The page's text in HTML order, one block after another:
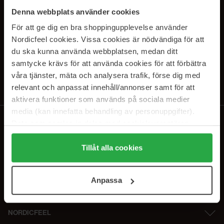
Denna webbplats använder cookies
För att ge dig en bra shoppingupplevelse använder
Nordicfeel cookies. Vissa cookies är nödvändiga för att
du ska kunna använda webbplatsen, medan ditt
samtycke krävs för att använda cookies för att förbättra
våra tjänster, mäta och analysera trafik, förse dig med
relevant och anpassat innehåll/annonser samt för att
aktivera funktioner som används på sociala medier
media (kan innefatta behandling av personuppgifter).
Genom att trycka på "Tillåt alla cookies" accepterar du
alla cookies, medan du under "Detaljer" kan anpassa
användningen av cookies. Du kan när som helst återkalla
samt vår Integritetspolicy.
Tillåt alla cookies
Anpassa
PRENUMERERA PÅ VÅRA
NYHETSBREV
Genom att prenumerera accepterar du vårIntegritetspolicy.
Avprenumerera när som helst.
NORDICFEEL